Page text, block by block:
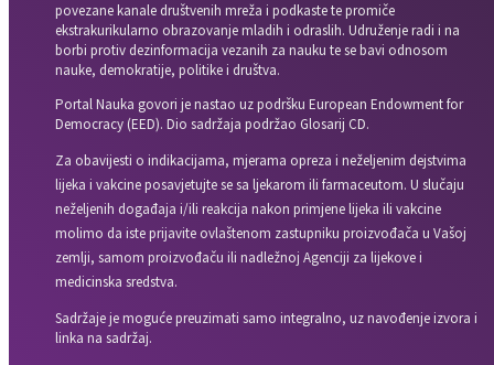
povezane kanale društvenih mreža i podkaste te promiče
ekstrakurikularno obrazovanje mladih i odraslih. Udruženje radi i na
borbi protiv dezinformacija vezanih za nauku te se bavi odnosom
nauke, demokratije, politike i društva.
Portal Nauka govori je nastao uz podršku European Endowment for
Democracy (EED). Dio sadržaja podržao Glosarij CD.
Za obavijesti o indikacijama, mjerama opreza i neželjenim dejstvima
lijeka i vakcine posavjetujte se sa ljekarom ili farmaceutom. U slučaju
neželjenih događaja i/ili reakcija nakon primjene lijeka ili vakcine
molimo da iste prijavite ovlaštenom zastupniku proizvođača u Vašoj
zemlji, samom proizvođaču ili nadležnoj Agenciji za lijekove i
medicinska sredstva.
Sadržaje je moguće preuzimati samo integralno, uz navođenje izvora i
linka na sadržaj.